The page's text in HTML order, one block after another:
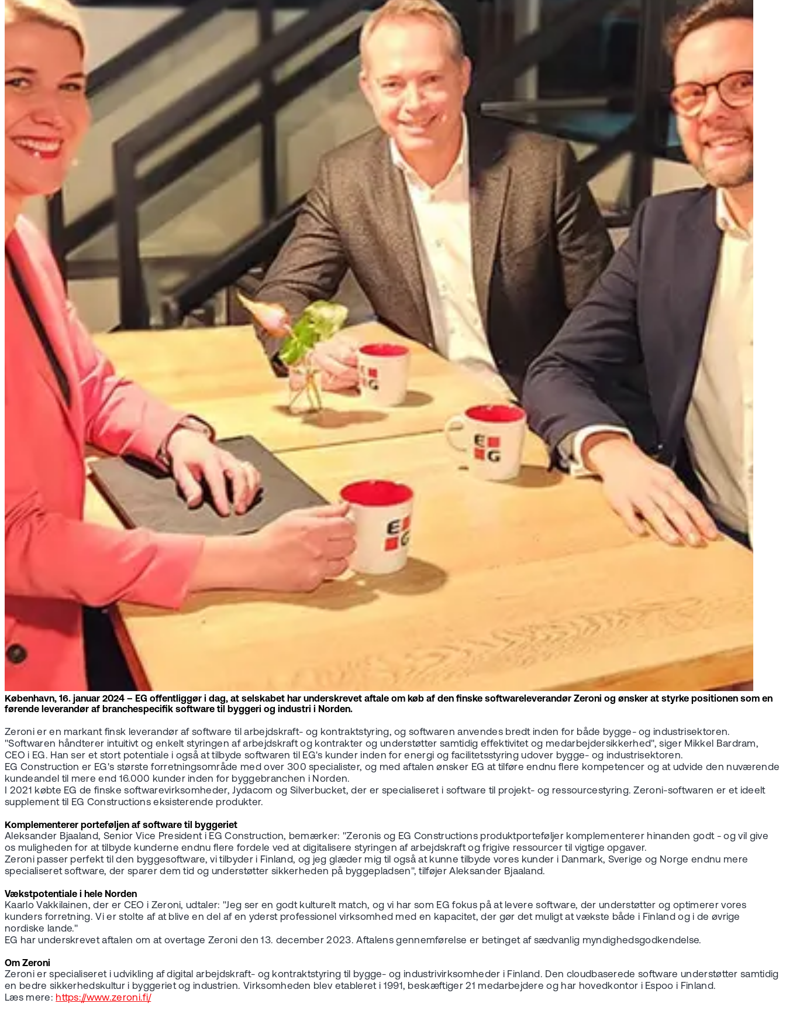
København, 16. januar 2024 – EG offentliggør i dag, at selskabet har underskrevet aftale om køb af den finske softwareleverandør Zeroni og ønsker at styrke positionen som en
førende leverandør af branchespecifik software til byggeri og industri i Norden.
Zeroni er en markant finsk leverandør af software til arbejdskraft- og kontraktstyring, og softwaren anvendes bredt inden for både bygge- og industrisektoren.
"Softwaren håndterer intuitivt og enkelt styringen af arbejdskraft og kontrakter og understøtter samtidig effektivitet og medarbejdersikkerhed", siger Mikkel Bardram,
CEO i EG. Han ser et stort potentiale i også at tilbyde softwaren til EG's kunder inden for energi og facilitetsstyring udover bygge- og industrisektoren.
EG Construction er EG's største forretningsområde med over 300 specialister, og med aftalen ønsker EG at tilføre endnu flere kompetencer og at udvide den nuværende
kundeandel til mere end 16.000 kunder inden for byggebranchen i Norden.
I 2021 købte EG de finske softwarevirksomheder, Jydacom og Silverbucket, der er specialiseret i software til projekt- og ressourcestyring. Zeroni-softwaren er et ideelt
supplement til EG Constructions eksisterende produkter.
Komplementerer porteføljen af software til byggeriet
Aleksander Bjaaland, Senior Vice President i EG Construction, bemærker: "Zeronis og EG Constructions produktporteføljer komplementerer hinanden godt - og vil give
os muligheden for at tilbyde kunderne endnu flere fordele ved at digitalisere styringen af arbejdskraft og frigive ressourcer til vigtige opgaver.
Zeroni passer perfekt til den byggesoftware, vi tilbyder i Finland, og jeg glæder mig til også at kunne tilbyde vores kunder i Danmark, Sverige og Norge endnu mere
specialiseret software, der sparer dem tid og understøtter sikkerheden på byggepladsen", tilføjer Aleksander Bjaaland.
Vækstpotentiale i hele Norden
Kaarlo Vakkilainen, der er CEO i Zeroni, udtaler: "Jeg ser en godt kulturelt match, og vi har som EG fokus på at levere software, der understøtter og optimerer vores
kunders forretning. Vi er stolte af at blive en del af en yderst professionel virksomhed med en kapacitet, der gør det muligt at vækste både i Finland og i de øvrige
nordiske lande."
EG har underskrevet aftalen om at overtage Zeroni den 13. december 2023. Aftalens gennemførelse er betinget af sædvanlig myndighedsgodkendelse.
Om Zeroni
Zeroni er specialiseret i udvikling af digital arbejdskraft- og kontraktstyring til bygge- og industrivirksomheder i Finland. Den cloudbaserede software understøtter samtidig
en bedre sikkerhedskultur i byggeriet og industrien. Virksomheden blev etableret i 1991, beskæftiger 21 medarbejdere og har hovedkontor i Espoo i Finland.
Læs mere: https://www.zeroni.fi/